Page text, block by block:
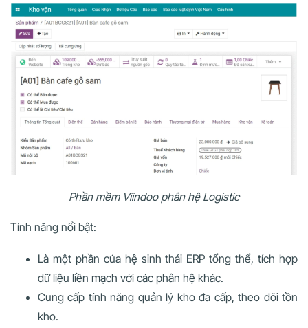
Phần mềm Viindoo phân hệ Logistic
Tính năng nổi bật:
Là một phần của hệ sinh thái ERP tổng thể, tích hợp
dữ liệu liền mạch với các phân hệ khác.
Cung cấp tính năng quản lý kho đa cấp, theo dõi tồn
kho.